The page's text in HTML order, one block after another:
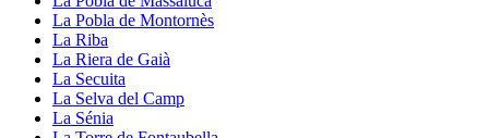
La Pobla de Montornès
La Riba
La Riera de Gaià
La Secuita
La Selva del Camp
La Sénia